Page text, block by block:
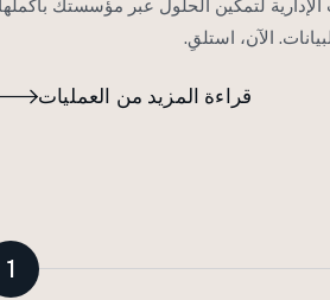
لتمكين الحلول عبر مؤسستك بأكملها.
الآن، استلقِ.
قراءة المزيد من العمليات
1